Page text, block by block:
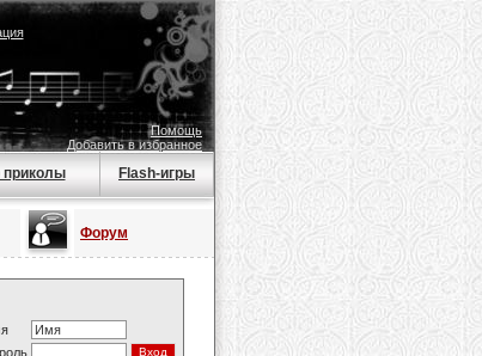
Помощь
Добавить в избранное
приколы Flash-игры
Форум